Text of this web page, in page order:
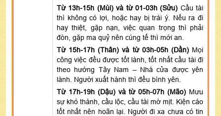
Từ 13h-15h (Mùi) và từ 01-03h (Sửu) Cầu tài
thì không có lợi, hoặc hay bị trái ý. Nếu ra đi
hay thiệt, gặp nạn, việc quan trọng thì phải
đòn, gặp ma quỷ nên cúng tế thì mới an.
Từ 15h-17h (Thân) và từ 03h-05h (Dần) Mọi
công việc đều được tốt lành, tốt nhất cầu tài đi
theo hướng Tây Nam – Nhà cửa được yên
lành. Người xuất hành thì đều bình yên.
Từ 17h-19h (Dậu) và từ 05h-07h (Mão) Mưu
sự khó thành, cầu lộc, cầu tài mờ mịt. Kiện cáo
tốt nhất nên hoãn lại. Người đi xa chưa có tin